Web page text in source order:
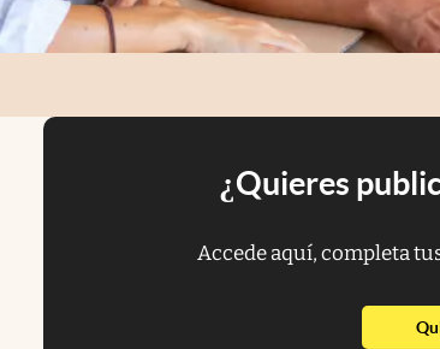
¿Quieres
Accede aquí, completa